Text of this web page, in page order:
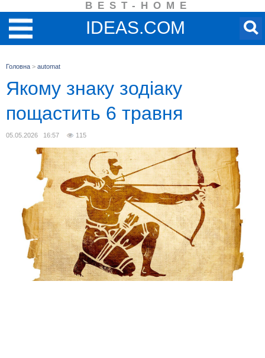
BEST-HOME
IDEAS.COM
Головна > automat
Якому знаку зодіаку
пощастить 6 травня
05.05.2026 16:57 115